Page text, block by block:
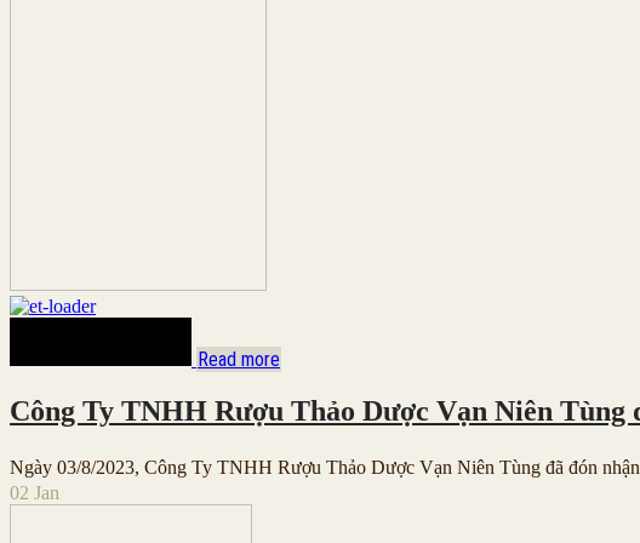
Read more
Công Ty TNHH Rượu Thảo Dược Vạn Niên Tùng
Ngày 03/8/2023, Công Ty TNHH Rượu Thảo Dược Vạn Niên Tùng đã đón
02 Jan